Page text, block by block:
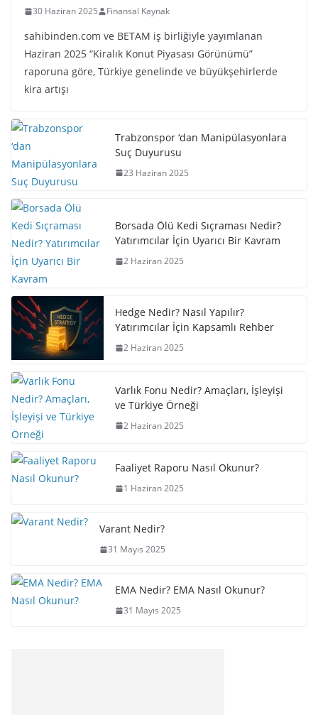
30 Haziran 2025 Finansal Kaynak
sahibinden.com ve BETAM iş birliğiyle yayımlanan
Haziran 2025 “Kiralık Konut Piyasası Görünümü”
raporuna göre, Türkiye genelinde ve büyükşehirlerde
kira artışı
Trabzonspor ‘dan Manipülasyonlara
Suç Duyurusu
23 Haziran 2025
Borsada Ölü Kedi Sıçraması Nedir?
Yatırımcılar İçin Uyarıcı Bir Kavram
2 Haziran 2025
Hedge Nedir? Nasıl Yapılır?
Yatırımcılar İçin Kapsamlı Rehber
2 Haziran 2025
Varlık Fonu Nedir? Amaçları, İşleyişi
ve Türkiye Örneği
2 Haziran 2025
Faaliyet Raporu Nasıl Okunur?
1 Haziran 2025
Varant Nedir?
31 Mayıs 2025
EMA Nedir? EMA Nasıl Okunur?
31 Mayıs 2025